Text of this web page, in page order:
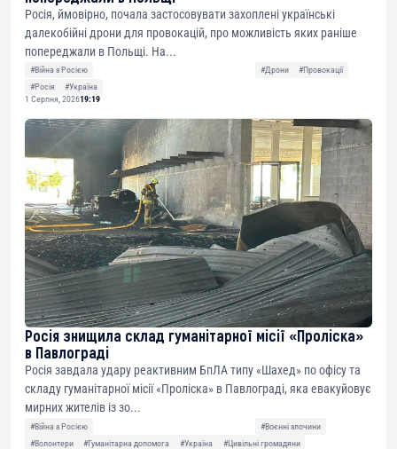
Росія, ймовірно, почала застосовувати захоплені українські
далекобійні дрони для провокацій, про можливість яких раніше
попереджали в Польщі. На...
#Війна з Росією #Дрони
#Провокації
#Росія
#Україна
1 Серпня, 202619:19
Росія знищила склад гуманітарної місії «Проліска»
в Павлограді
Росія завдала удару реактивним БпЛА типу «Шахед» по офісу та
складу гуманітарної місії «Проліска» в Павлограді, яка евакуйовує
мирних жителів із зо...
#Війна з Росією
#Воєнні злочини
#Волонтери
#Гуманітарна допомога #Україна
#Цивільні громадяни